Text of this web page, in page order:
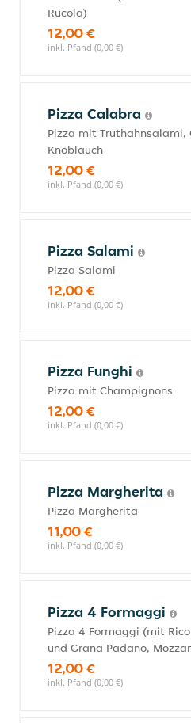
Rucola)
12,00 €
inkl. Pfand (0,00 €)
Pizza Calabra
Pizza mit Truthahnsalami,
Knoblauch
12,00 €
inkl. Pfand (0,00 €)
Pizza Salami
Pizza Salami
12,00 €
inkl. Pfand (0,00 €)
Pizza Funghi
Pizza mit Champignons
12,00 €
inkl. Pfand (0,00 €)
Pizza Margherita
Pizza Margherita
11,00 €
inkl. Pfand (0,00 €)
Pizza 4 Formaggi
Pizza 4 Formaggi (mit
und Grana Padano,
12,00 €
inkl. Pfand (0,00 €)